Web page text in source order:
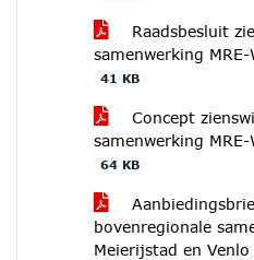
Raadsbesluit
samenwerking
41 KB
Concept
samenwerking
64 KB
bovenregionale
Meierijstad en Venlo